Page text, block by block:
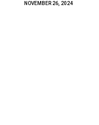
NOVEMBER 26, 2024